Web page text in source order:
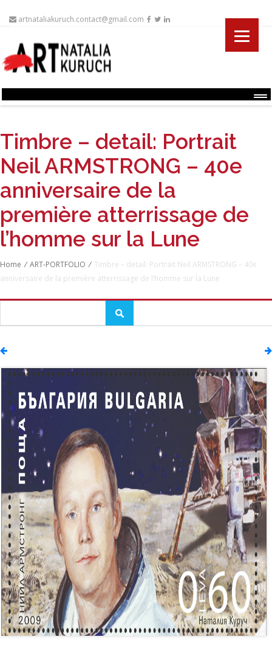
artnataliakuruch.contact@gmail.com
Menu
Timbre – detail: Portrait
Neil ARMSTRONG – 40e
anniversaire de la
première atterrissage de
l’homme sur la Lune
Home / ART-PORTFOLIO / Timbre – detail: Portrait Neil ARMSTRONG – 40e
anniversaire de la première atterrissage de l’homme sur la Lune